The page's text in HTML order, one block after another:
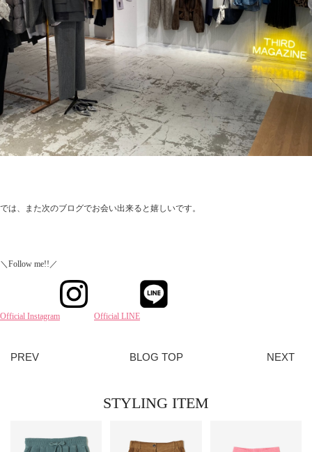
では、また次のブログでお会い出来ると嬉しいです。
＼Follow me!!／
Official Instagram Official LINE
BLOG TOP
PREV NEXT
STYLING ITEM